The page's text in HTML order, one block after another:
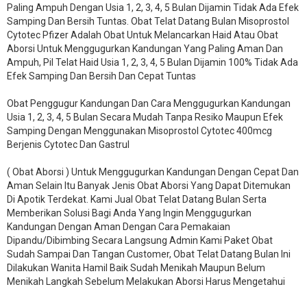
Paling Ampuh Dengan Usia 1, 2, 3, 4, 5 Bulan Dijamin Tidak Ada Efek
Samping Dan Bersih Tuntas. Obat Telat Datang Bulan Misoprostol
Cytotec Pfizer Adalah Obat Untuk Melancarkan Haid Atau Obat
Aborsi Untuk Menggugurkan Kandungan Yang Paling Aman Dan
Ampuh, Pil Telat Haid Usia 1, 2, 3, 4, 5 Bulan Dijamin 100% Tidak Ada
Efek Samping Dan Bersih Dan Cepat Tuntas
Obat Penggugur Kandungan Dan Cara Menggugurkan Kandungan
Usia 1, 2, 3, 4, 5 Bulan Secara Mudah Tanpa Resiko Maupun Efek
Samping Dengan Menggunakan Misoprostol Cytotec 400mcg
Berjenis Cytotec Dan Gastrul
( Obat Aborsi ) Untuk Menggugurkan Kandungan Dengan Cepat Dan
Aman Selain Itu Banyak Jenis Obat Aborsi Yang Dapat Ditemukan
Di Apotik Terdekat. Kami Jual Obat Telat Datang Bulan Serta
Memberikan Solusi Bagi Anda Yang Ingin Menggugurkan
Kandungan Dengan Aman Dengan Cara Pemakaian
Dipandu/Dibimbing Secara Langsung Admin Kami Paket Obat
Sudah Sampai Dan Tangan Customer, Obat Telat Datang Bulan Ini
Dilakukan Wanita Hamil Baik Sudah Menikah Maupun Belum
Menikah Langkah Sebelum Melakukan Aborsi Harus Mengetahui